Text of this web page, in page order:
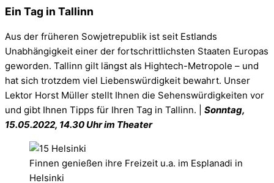
Ein Tag in Tallinn
Aus der früheren Sowjetrepublik ist seit Estlands
Unabhängigkeit einer der fortschrittlichsten Staaten Europas
geworden. Tallinn gilt längst als Hightech-Metropole – und
hat sich trotzdem viel Liebenswürdigkeit bewahrt. Unser
Lektor Horst Müller stellt Ihnen die Sehenswürdigkeiten vor
und gibt Ihnen Tipps für Ihren Tag in Tallinn. | Sonntag,
15.05.2022, 14.30 Uhr im Theater
Finnen genießen ihre Freizeit u.a. im Esplanadi in
Helsinki